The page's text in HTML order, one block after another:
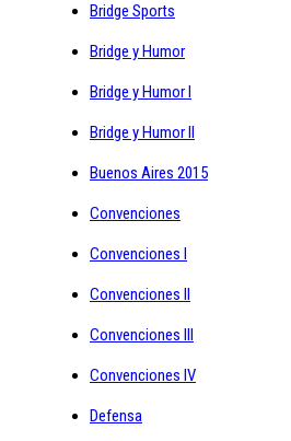
Bridge Sports
Bridge y Humor
Bridge y Humor I
Bridge y Humor II
Buenos Aires 2015
Convenciones
Convenciones I
Convenciones II
Convenciones III
Convenciones IV
Defensa